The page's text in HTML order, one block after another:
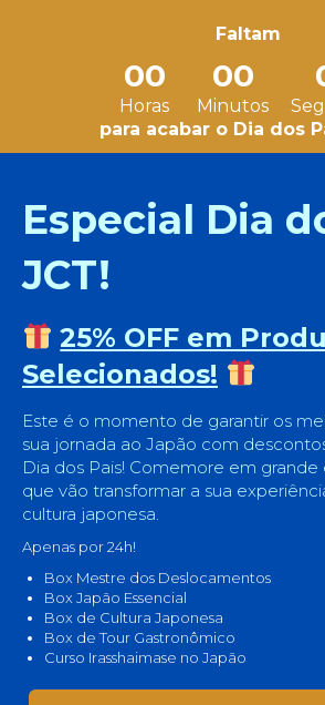
Faltam
00
Horas
00
Minutos
para acabar o Dia dos
Especial Dia
JCT!
25% OFF em
Selecionados!
Este é o momento de garantir os
sua jornada ao Japão com
Dia dos Pais! Comemore em
que vão transformar a sua
cultura japonesa.
Apenas por 24h!
Box Mestre dos Deslocamentos
Box Japão Essencial
Box de Cultura Japonesa
Box de Tour Gastronômico
Curso Irasshaimase no Japão